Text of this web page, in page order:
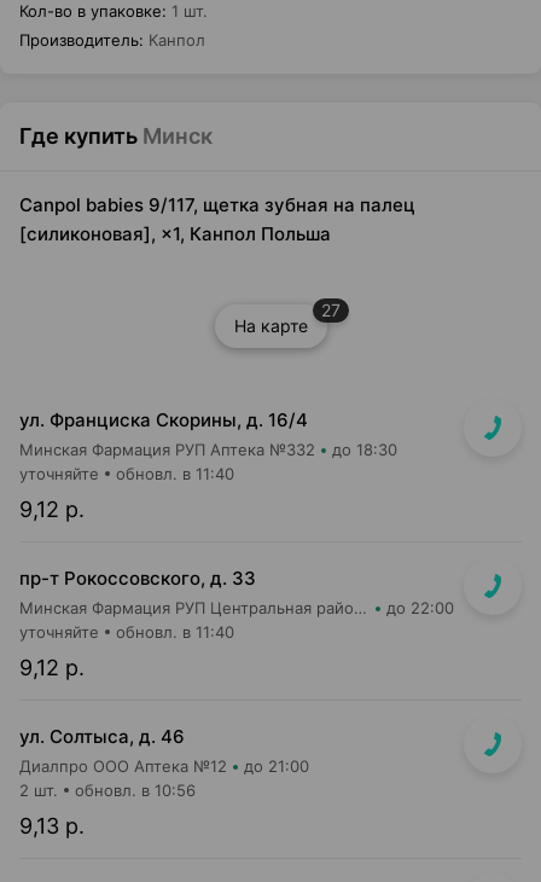
Кол-во в упаковке: 1 шт.
Производитель: Канпол
Где купить Минск
Canpol babies 9/117, щетка зубная на палец
[силиконовая], ×1, Канпол Польша
На карте
27
ул. Франциска Скорины, д. 16/4
Минская Фармация РУП Аптека №332 до 18:30
9,12 р.
уточняйте обновл. в 11:40
пр-т Рокоссовского, д. 33
Минская Фармация РУП Центральная районная аптека №182 до 22:00
9,12 р.
уточняйте обновл. в 11:40
ул. Солтыса, д. 46
Диалпро ООО Аптека №12 до 21:00
9,13 р.
2 шт. обновл. в 10:56